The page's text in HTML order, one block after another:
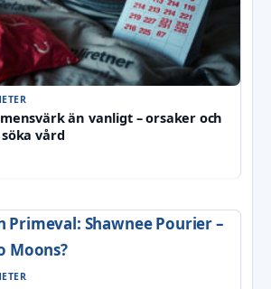
än vanligt – orsaker och
vård